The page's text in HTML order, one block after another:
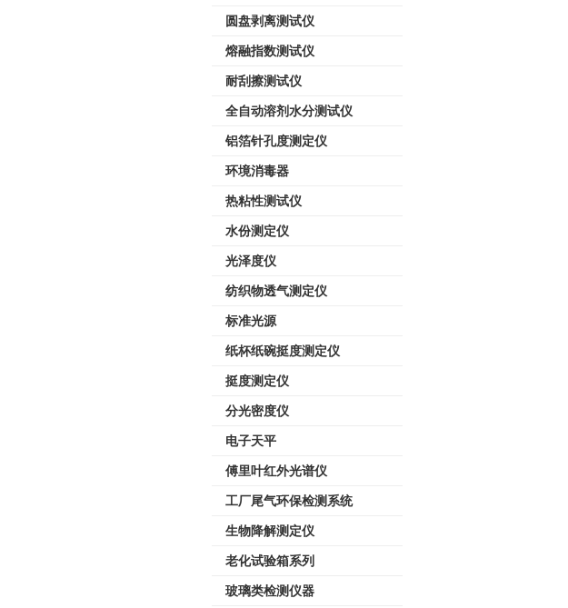
圆盘剥离测试仪
熔融指数测试仪
耐刮擦测试仪
全自动溶剂水分测试仪
铝箔针孔度测定仪
环境消毒器
热粘性测试仪
水份测定仪
光泽度仪
纺织物透气测定仪
标准光源
纸杯纸碗挺度测定仪
挺度测定仪
分光密度仪
电子天平
傅里叶红外光谱仪
工厂尾气环保检测系统
生物降解测定仪
老化试验箱系列
玻璃类检测仪器